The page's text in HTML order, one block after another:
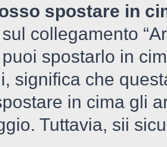
spostare in
collegamento
spostarlo in
significa che
in cima gli
Tuttavia, sii